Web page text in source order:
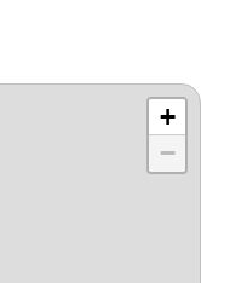
+
−